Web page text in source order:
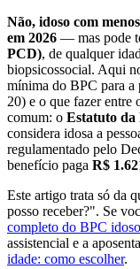
Não, idoso com
em 2026 — mas pode
PCD), de qualquer
biopsicossocial. Aqui
mínima do BPC para a
20) e o que fazer entre
comum: o Estatuto da
considera idosa a
regulamentado pelo
benefício paga R$
Este artigo trata só da
posso receber?". Se
completo do BPC
assistencial e a
idade: como escolher.